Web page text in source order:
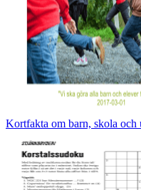
Kortfakta om barn, skola och